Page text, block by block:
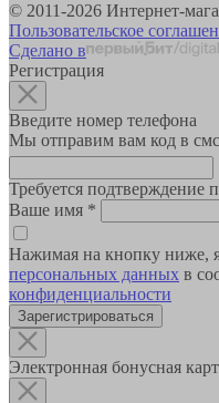
© 2011-2026 Интернет-
Пользовательское
Сделано в
Регистрация
Введите номер телефона
Мы отправим вам код в
Требуется подтверждение
Ваше имя *
Нажимая на кнопку ниже,
персональных данных в
конфиденциальности
Зарегистрироваться
Электронная бонусная